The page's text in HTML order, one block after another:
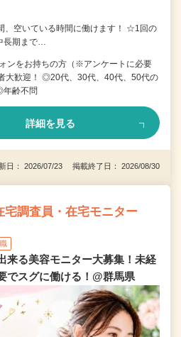
、空いている時間に働けます！ ☆1回の
長期まで…
ンをお持ちの方（※アンケートに必要
大歓迎！ ◎20代、30代、40代、50代の
齢不問
詳細を見る
日： 2026/07/23 掲載終了日： 2026/08/30
調査員・在宅モニター
来る美容モニター大募集！未経
でスグに働ける！@群馬県